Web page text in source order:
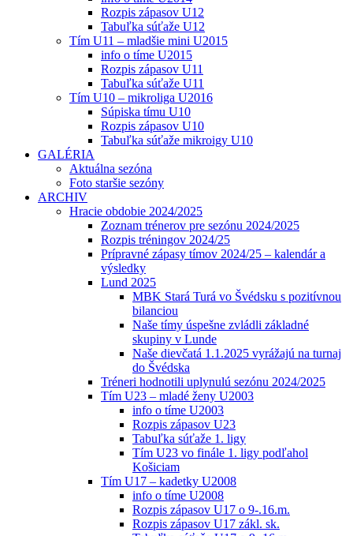
Rozpis zápasov U12
Tabuľka súťaže U12
Tím U11 – mladšie mini U2015
info o tíme U2015
Rozpis zápasov U11
Tabuľka súťaže U11
Tím U10 – mikroliga U2016
Súpiska tímu U10
Rozpis zápasov U10
Tabuľka súťaže mikroigy U10
GALÉRIA
Aktuálna sezóna
Foto staršie sezóny
ARCHIV
Hracie obdobie 2024/2025
Zoznam trénerov pre sezónu 2024/2025
Rozpis tréningov 2024/25
Prípravné zápasy tímov 2024/25 – kalendár a
výsledky
Lund 2025
MBK Stará Turá vo Švédsku s pozitívnou
bilanciou
Naše tímy úspešne zvládli základné
skupiny v Lunde
Naše dievčatá 1.1.2025 vyrážajú na turnaj
do Švédska
Tréneri hodnotili uplynulú sezónu 2024/2025
Tím U23 – mladé ženy U2003
info o tíme U2003
Rozpis zápasov U23
Tabuľka súťaže 1. ligy
Tím U23 vo finále 1. ligy podľahol
Košiciam
Tím U17 – kadetky U2008
info o tíme U2008
Rozpis zápasov U17 o 9-.16.m.
Rozpis zápasov U17 zákl. sk.